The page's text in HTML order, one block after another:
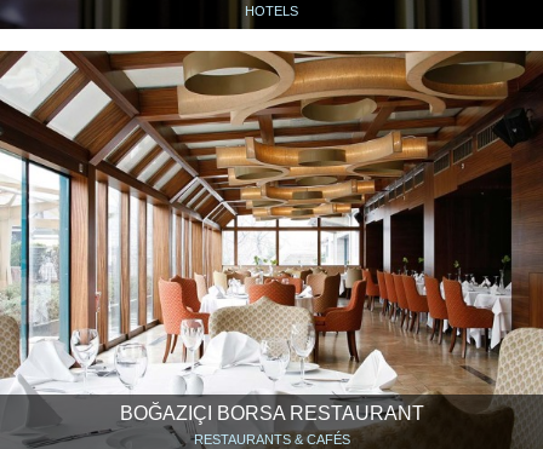
HOTELS
BOĞAZIÇI BORSA RESTAURANT
RESTAURANTS & CAFÉS